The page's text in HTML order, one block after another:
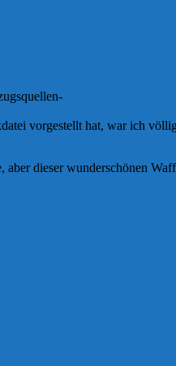
vorgestellt hat, war ich
dieser wunderschönen